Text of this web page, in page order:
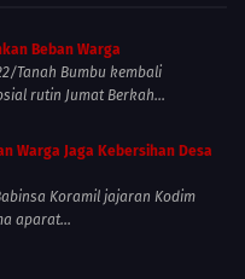
Beban Warga
Tanah Bumbu kembali
rutin Jumat Berkah...
Warga Jaga Kebersihan Desa
Koramil jajaran Kodim
aparat...